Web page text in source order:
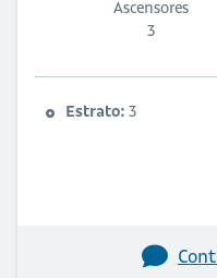
Ascensores
3
Estrato: 3